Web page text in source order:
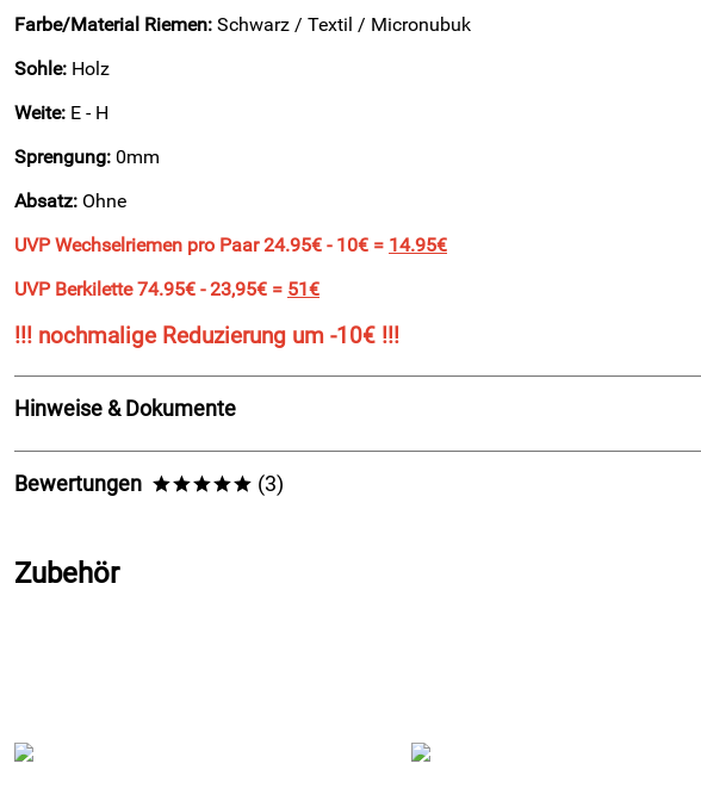
Farbe/Material Riemen: Schwarz / Textil / Micronubuk
Sohle: Holz
Weite: E - H
Sprengung: 0mm
Absatz: Ohne
UVP Wechselriemen pro Paar 24.95€ - 10€ = 14.95€
UVP Berkilette 74.95€ - 23,95€ = 51€
!!! nochmalige Reduzierung um -10€ !!!
Hinweise & Dokumente
Bewertungen ***** (3)
Zubehör